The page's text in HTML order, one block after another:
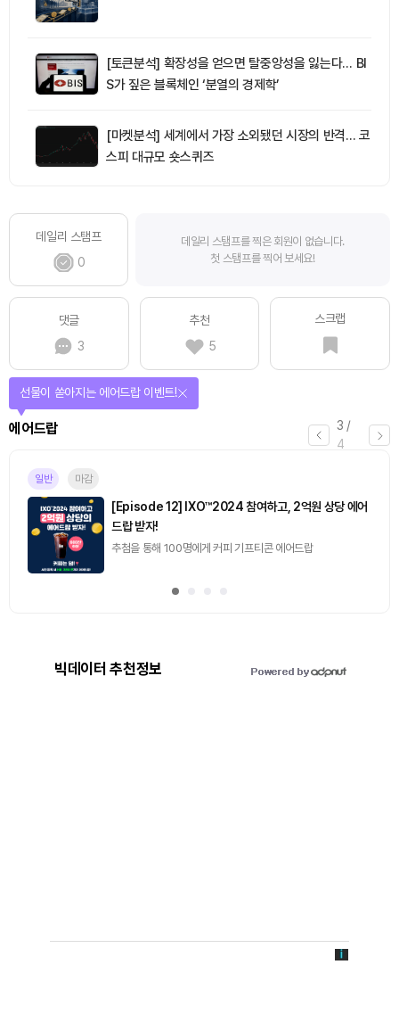
[토큰분석] 확장성을 얻으면 탈중앙성을 잃는다… BI
S가 짚은 블록체인 ‘분열의 경제학’
[마켓분석] 세계에서 가장 소외됐던 시장의 반격… 코
스피 대규모 숏스퀴즈
데일리 스탬프
0
데일리 스탬프를 찍은 회원이 없습니다.
첫 스탬프를 찍어 보세요!
댓글
3
추천
5
스크랩
3 /
4
에어드랍
선물이 쏟아지는 에어드랍 이벤트!
일반 마감
[Episode 12] IXO™2024 참여하고, 2억원 상당 에어
드랍 받자!
추첨을 통해 100명에게 커피 기프티콘 에어드랍
빅데이터 추천정보